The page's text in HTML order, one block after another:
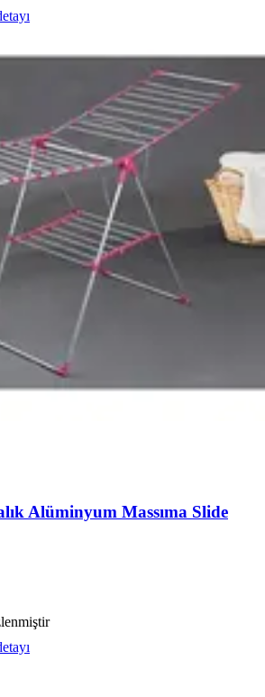
Alüminyum Massıma Slide